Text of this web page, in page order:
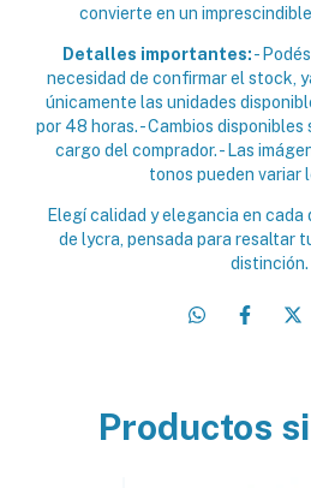
convierte en un
Detalles importantes:-
necesidad de confirmar el stock,
únicamente las unidades
por 48 horas. - Cambios
cargo del comprador. - Las
tonos pueden variar
Elegí calidad y elegancia en
de lycra, pensada para resaltar
distinción.
Productos